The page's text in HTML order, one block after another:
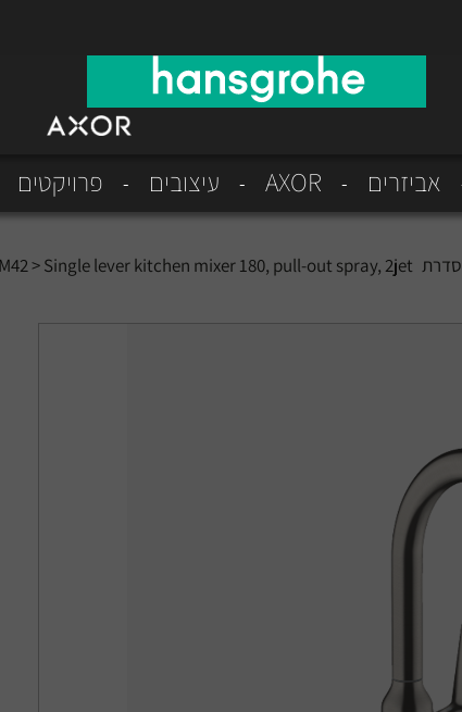
אביזרים AXOR עיצובים פרויקטים
סדרת Focus M42 >Single lever kitchen mixer 180, pull-out spray, 2jet